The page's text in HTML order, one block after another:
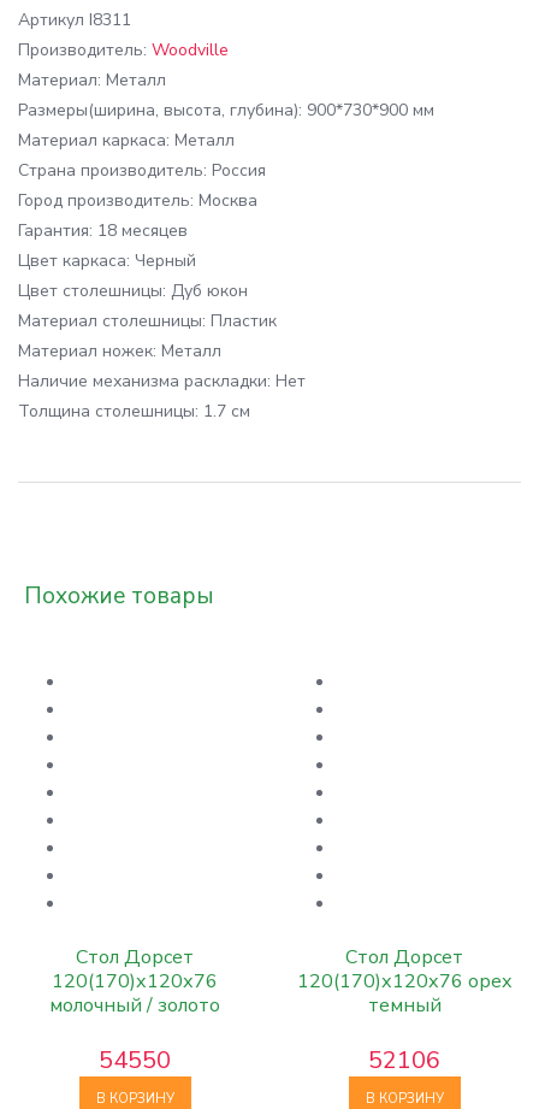
Артикул I8311
Производитель: Woodville
Материал: Металл
Размеры(ширина, высота, глубина): 900*730*900 мм
Материал каркаса: Металл
Cтрана производитель: Россия
Город производитель: Москва
Гарантия: 18 месяцев
Цвет каркаса: Черный
Цвет столешницы: Дуб юкон
Материал столешницы: Пластик
Материал ножек: Металл
Наличие механизма раскладки: Нет
Толщина столешницы: 1.7 см
Похожие товары
Стол Дорсет
120(170)х120х76
молочный / золото
54550
В КОРЗИНУ
Стол Дорсет
120(170)х120х76 орех
темный
52106
В КОРЗИНУ